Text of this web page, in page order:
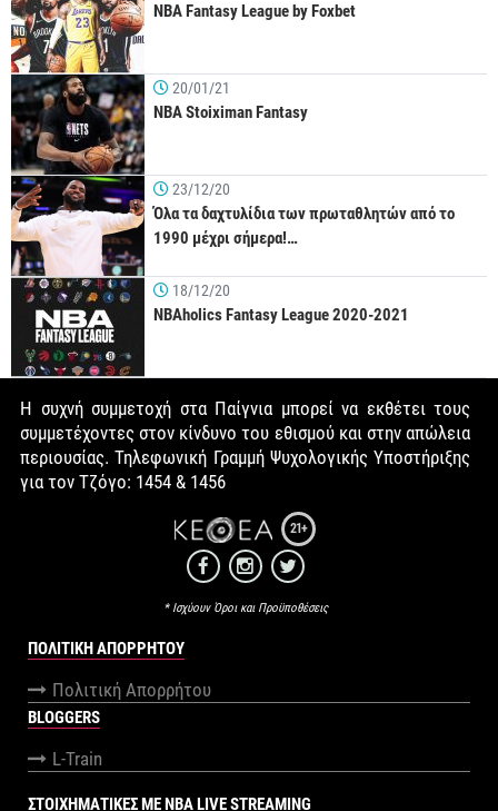
NBA Fantasy League by Foxbet
20/01/21
NBA Stoiximan Fantasy
23/12/20
Όλα τα δαχτυλίδια των πρωταθλητών από το
1990 μέχρι σήμερα!…
18/12/20
NBAholics Fantasy League 2020-2021
Η συχνή συμμετοχή στα Παίγνια μπορεί να εκθέτει τους
συμμετέχοντες στον κίνδυνο του εθισμού και στην απώλεια
περιουσίας. Τηλεφωνική Γραμμή Ψυχολογικής Υποστήριξης
για τον Τζόγο: 1454 & 1456
21+
* Ισχύουν Όροι και Προϋποθέσεις
ΠΟΛΙΤΙΚΉ ΑΠΟΡΡΉΤΟΥ
Πολιτική Απορρήτου
BLOGGERS
L-Train
ΣΤΟΙΧΗΜΑΤΙΚΕΣ ΜΕ NBA LIVE STREAMING